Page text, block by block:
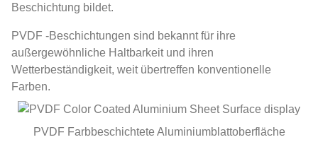
Beschichtung bildet.
PVDF -Beschichtungen sind bekannt für ihre
außergewöhnliche Haltbarkeit und ihren
Wetterbeständigkeit, weit übertreffen konventionelle
Farben.
PVDF Farbbeschichtete Aluminiumblattoberfläche